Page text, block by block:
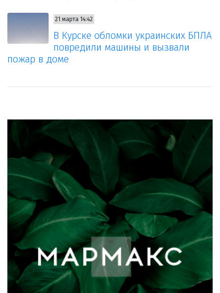
21 марта 14:42
В Курске обломки украинских БПЛА
повредили машины и вызвали
пожар в доме